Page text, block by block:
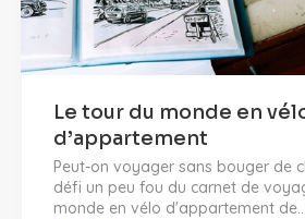
Le tour du monde en
d’appartement
Peut-on voyager sans bouger de
défi un peu fou du carnet de
monde en vélo d'appartement de...